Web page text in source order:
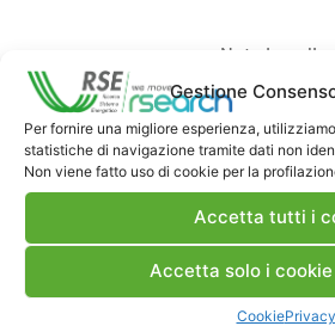
Gestione
Per fornire una migliore esperienza,
statistiche di navigazione tramite dati non
Non viene fatto uso di cookie per la
Accetta tutti i
Accetta solo i
CookiePrivacy
Note Legali
Dove siamo
Bandi di gara e
Whistleblowing